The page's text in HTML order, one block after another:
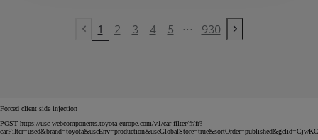
Previous page
1 2 3 4 5 ... 930
Next page
Forced client side injection
POST https://usc-webcomponents.toyota-europe.com/v1/car-filter/fr/fr?